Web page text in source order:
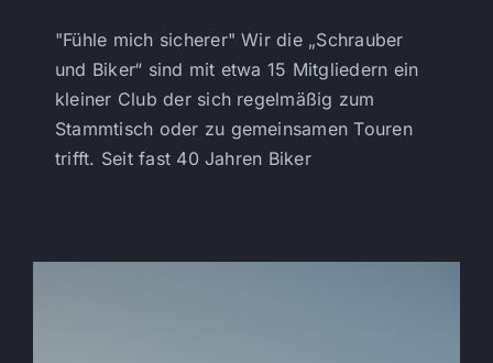
"Fühle mich sicherer" Wir die „Schrauber
und Biker“ sind mit etwa 15 Mitgliedern ein
kleiner Club der sich regelmäßig zum
Stammtisch oder zu gemeinsamen Touren
trifft. Seit fast 40 Jahren Biker